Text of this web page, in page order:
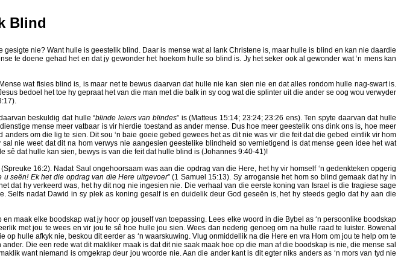
Blind
nie? Want hulle is geestelik blind. Daar is mense wat al lank Christene is, maar hulle is blind en kan nie daardie
te doene gehad het en dat jy gewonder het hoekom hulle so blind is. Jy het seker ook al gewonder wat ‘n mens kan
wat fisies blind is, is maar net te bewus daarvan dat hulle nie kan sien nie en dat alles rondom hulle nag-swart is.
bedoel het toe hy gepraat het van die man met die balk in sy oog wat die splinter uit die ander se oog wou verwyder
beskuldig dat hulle “blinde leiers van blindes” is (Matteus 15:14; 23:24; 23:26 ens). Ten spyte daarvan dat hulle
mense meer vatbaar is vir hierdie toestand as ander mense. Dus hoe meer geestelik ons dink ons is, hoe meer
om die lig te sien. Dit sou ‘n baie goeie gebed gewees het as dit nie was vir die feit dat die gebed eintlik vir hom
nie weet dat dit na hom verwys nie aangesien geestelike blindheid so vernietigend is dat mense geen idee het wat
sê dat hulle kan sien, bewys is van die feit dat hulle blind is (Johannes 9:40-41)!
(Spreuke 16:2). Nadat Saul ongehoorsaam was aan die opdrag van die Here, het hy vir homself ‘n gedenkteken opgerig
u seën! Ek het die opdrag van die Here uitgevoer” (1 Samuel 15:13). Sy arrogansie het hom so blind gemaak dat hy in
hy verkeerd was, het hy dit nog nie ingesien nie. Die verhaal van die eerste koning van Israel is die tragiese sage
nadat Dawid in sy plek as koning gesalf is en duidelik deur God geseën is, het hy steeds geglo dat hy aan die
maak elke boodskap wat jy hoor op jouself van toepassing. Lees elke woord in die Bybel as ‘n persoonlike boodskap
met jou te wees en vir jou te sê hoe hulle jou sien. Wees dan nederig genoeg om na hulle raad te luister. Bowenal
hulle afkyk nie, beskou dit eerder as ‘n waarskuwing. Vlug onmiddellik na die Here en vra Hom om jou te help om te
Die een rede wat dit makliker maak is dat dit nie saak maak hoe op die man af die boodskap is nie, die mense sal
want niemand is omgekrap deur jou woorde nie. Aan die ander kant is dit egter niks anders as ‘n mors van tyd nie